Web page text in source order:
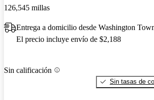
126,545 millas
Entrega a domicilio desde Washington
El precio incluye envío de $2,188
Sin calificación
Sin tasas de